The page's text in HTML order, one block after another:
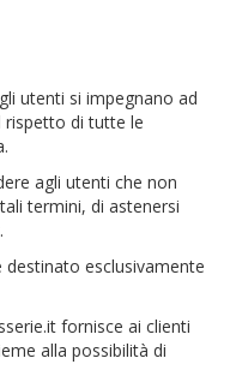
utenti si impegnano ad
rispetto di tutte le
agli utenti che non
termini, di astenersi
destinato esclusivamente
fornisce ai clienti
alla possibilità di